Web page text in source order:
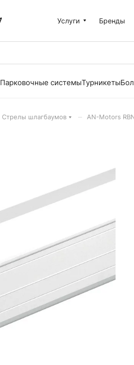
Услуги Бренды
Парковочные системыТурникеты
Стрелы шлагбаумов AN-Motors